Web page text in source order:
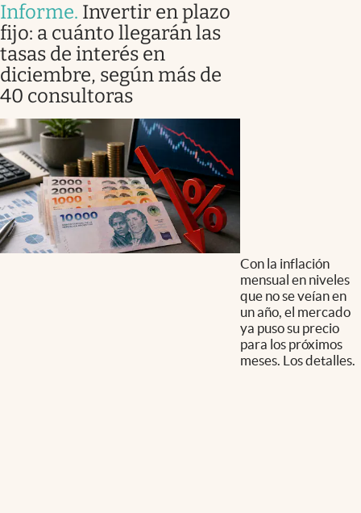
Informe. Invertir en plazo
fijo: a cuánto llegarán las
tasas de interés en
diciembre, según más de
40 consultoras
Con la inflación
mensual en niveles
que no se veían en
un año, el mercado
ya puso su precio
para los próximos
meses. Los detalles.